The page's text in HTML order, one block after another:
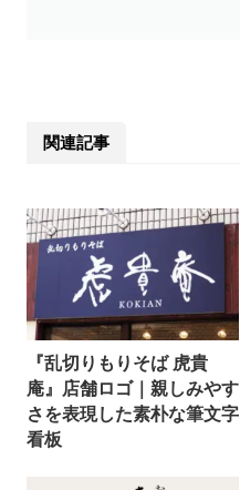
関連記事
『乱切りもりそば 虎貴
庵』店舗ロゴ｜親しみやす
さを表現した素朴な筆文字
看板